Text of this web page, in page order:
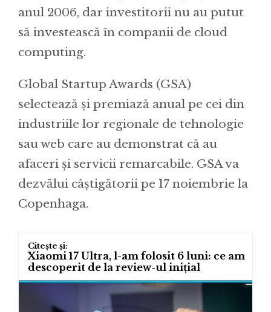
anul 2006, dar investitorii nu au putut
să investească în companii de cloud
computing.
Global Startup Awards (GSA)
selectează și premiază anual pe cei din
industriile lor regionale de tehnologie
sau web care au demonstrat că au
afaceri și servicii remarcabile. GSA va
dezvălui câștigătorii pe 17 noiembrie la
Copenhaga.
Xiaomi 17 Ultra, l-am folosit 6 luni: ce am
descoperit de la review-ul inițial